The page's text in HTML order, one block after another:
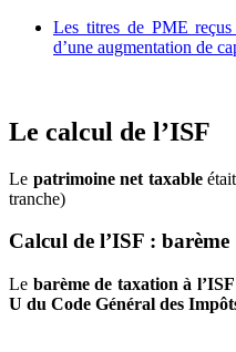
Les titres de PME
d’une augmentation de
Le calcul de l’ISF
Le patrimoine net taxableétait
tranche)
Calcul de l’ISF : barème
Le barème de taxation à
U du Code Général des